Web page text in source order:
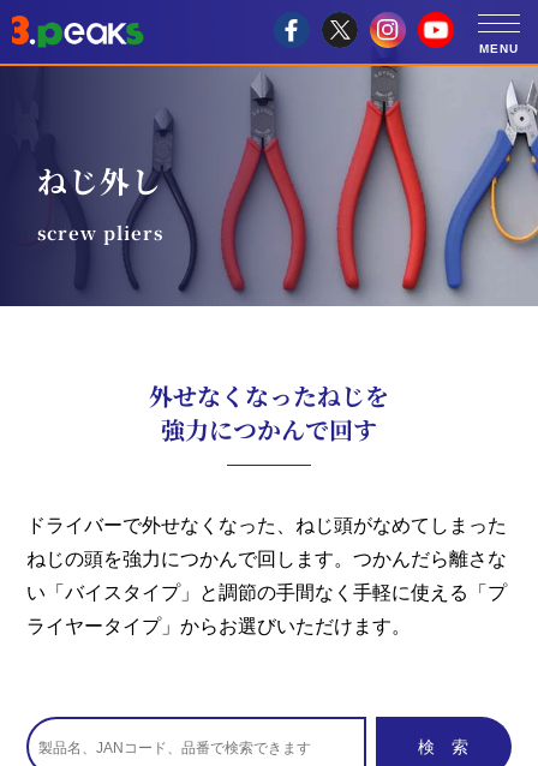
ねじ外し
screw pliers
外せなくなったねじを
強力につかんで回す
ドライバーで外せなくなった、ねじ頭がなめてしまった
ねじの頭を強力につかんで回します。つかんだら離さな
い「バイスタイプ」と調節の手間なく手軽に使える「プ
ライヤータイプ」からお選びいただけます。